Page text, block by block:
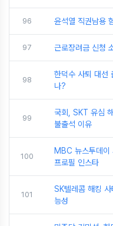
96 윤석열 직권남용
97 근로장려금 신청
98
한덕수 사퇴 대선
나?
99
국회, SKT 유심
불출석 이유
100
MBC 뉴스투데이
프로필 인스타
101
SK텔레콤 해킹
능성